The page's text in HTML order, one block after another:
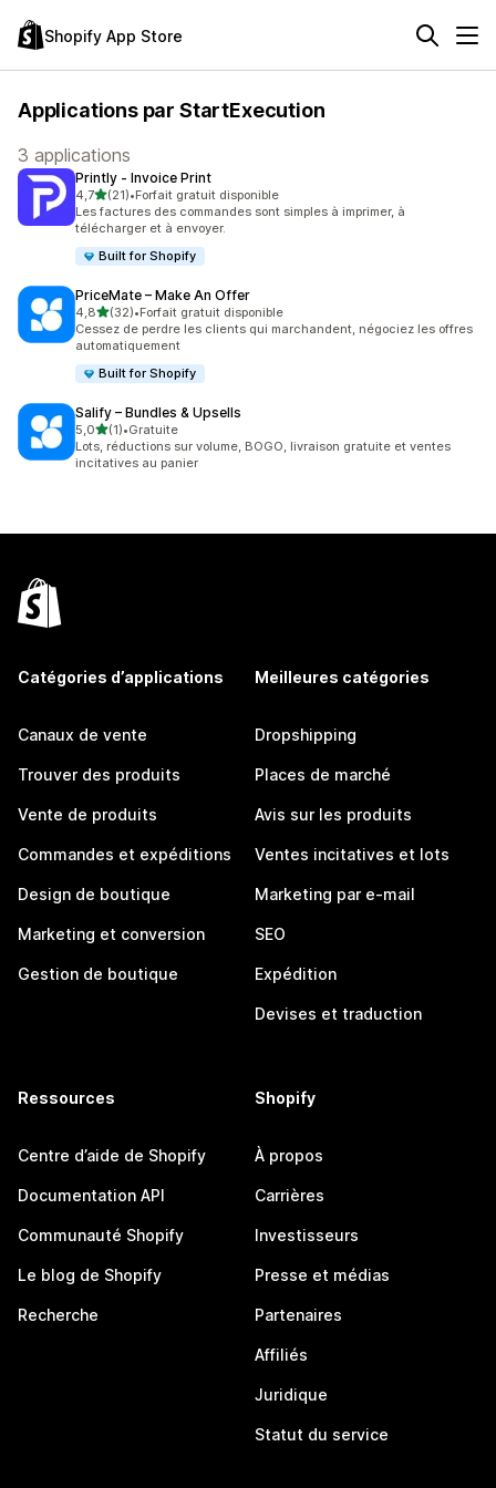
Shopify App Store
Applications par StartExecution
3 applications
Printly ‑ Invoice Print
4,7étoile(s) sur 5
(21)
21 avis au total
•Forfait gratuit disponible
Les factures des commandes sont simples à imprimer, à
télécharger et à envoyer.
Built for Shopify
PriceMate – Make An Offer
4,8étoile(s) sur 5
(32)
32 avis au total
•Forfait gratuit disponible
Cessez de perdre les clients qui marchandent, négociez les offres
automatiquement
Built for Shopify
Salify – Bundles & Upsells
5,0étoile(s) sur 5
(1)
1 avis au total
•Gratuite
Lots, réductions sur volume, BOGO, livraison gratuite et ventes
incitatives au panier
Catégories d’applications
Canaux de vente
Trouver des produits
Vente de produits
Commandes et expéditions
Design de boutique
Marketing et conversion
Gestion de boutique
Meilleures catégories
Dropshipping
Places de marché
Avis sur les produits
Ventes incitatives et lots
Marketing par e-mail
SEO
Expédition
Devises et traduction
Ressources
Centre d’aide de Shopify
Documentation API
Communauté Shopify
Le blog de Shopify
Recherche
Shopify
À propos
Carrières
Investisseurs
Presse et médias
Partenaires
Affiliés
Juridique
Statut du service